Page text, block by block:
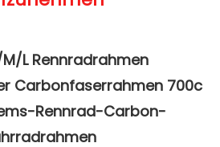
L Rennradrahmen
Carbonfaserrahmen 700c
Rennrad-Carbon-